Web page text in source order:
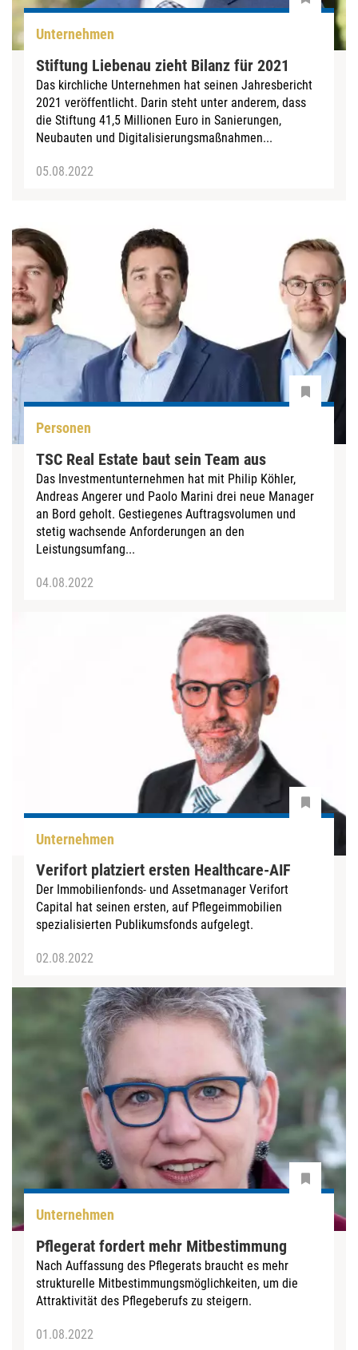
Unternehmen
Stiftung Liebenau zieht Bilanz für 2021
Das kirchliche Unternehmen hat seinen Jahresbericht
2021 veröffentlicht. Darin steht unter anderem, dass
die Stiftung 41,5 Millionen Euro in Sanierungen,
Neubauten und Digitalisierungsmaßnahmen...
05.08.2022
Personen
TSC Real Estate baut sein Team aus
Das Investmentunternehmen hat mit Philip Köhler,
Andreas Angerer und Paolo Marini drei neue Manager
an Bord geholt. Gestiegenes Auftragsvolumen und
stetig wachsende Anforderungen an den
Leistungsumfang...
04.08.2022
Unternehmen
Verifort platziert ersten Healthcare-AIF
Der Immobilienfonds- und Assetmanager Verifort
Capital hat seinen ersten, auf Pflegeimmobilien
spezialisierten Publikumsfonds aufgelegt.
02.08.2022
Unternehmen
Pflegerat fordert mehr Mitbestimmung
Nach Auffassung des Pflegerats braucht es mehr
strukturelle Mitbestimmungsmöglichkeiten, um die
Attraktivität des Pflegeberufs zu steigern.
01.08.2022